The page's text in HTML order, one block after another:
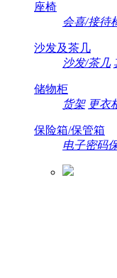
座椅
会喜/接待
沙发及茶几
沙发/茶几
储物柜
货架 更衣
保险箱/保管箱
电子密码